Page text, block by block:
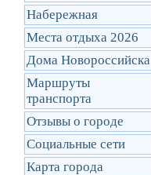
Набережная
Места отдыха 2026
Дома Новороссийска
Маршруты
транcпорта
Отзывы о городе
Социальные сети
Карта города